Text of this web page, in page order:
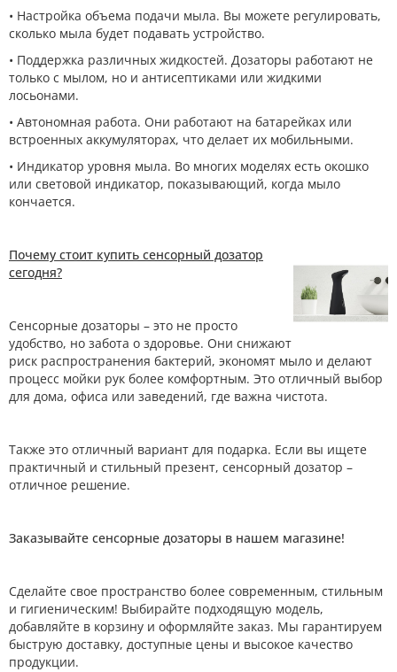
• Настройка объема подачи мыла. Вы можете регулировать,
сколько мыла будет подавать устройство.
• Поддержка различных жидкостей. Дозаторы работают не
только с мылом, но и антисептиками или жидкими
лосьонами.
• Автономная работа. Они работают на батарейках или
встроенных аккумуляторах, что делает их мобильными.
• Индикатор уровня мыла. Во многих моделях есть окошко
или световой индикатор, показывающий, когда мыло
кончается.
Почему стоит купить сенсорный дозатор
сегодня?
Сенсорные дозаторы – это не просто
удобство, но забота о здоровье. Они снижают
риск распространения бактерий, экономят мыло и делают
процесс мойки рук более комфортным. Это отличный выбор
для дома, офиса или заведений, где важна чистота.
Также это отличный вариант для подарка. Если вы ищете
практичный и стильный презент, сенсорный дозатор –
отличное решение.
Заказывайте сенсорные дозаторы в нашем магазине!
Сделайте свое пространство более современным, стильным
и гигиеническим! Выбирайте подходящую модель,
добавляйте в корзину и оформляйте заказ. Мы гарантируем
быструю доставку, доступные цены и высокое качество
продукции.